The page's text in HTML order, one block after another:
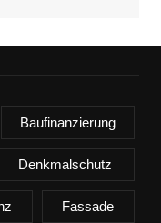
Baufinanzierung
Denkmalschutz
Fassade